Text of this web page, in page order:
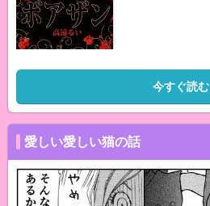
今すぐ読む
愛しい愛しい猫の話